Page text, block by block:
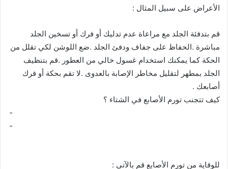
الأعراض على سبيل المثال :
قم بتدفئة الجلد مع مراعاة عدم تدليك أو فرك أو تسخين الجلد
مباشرة .الحفاظ على جفاف ودفئ الجلد .ضع اللوشن لكي تقلل من
الحكة كما يمكنك استخدام غسول خالي من العطور .قم بتنظيف
الجلد بمطهر لتقليل مخاطر الإصابة بالعدوى .لا تقم بحكة أو فرك
أصابعك .
كيف تتجنب تورم الأصابع في الشتاء ؟
للوقاية من تورم الأصابع قم بالآتي :